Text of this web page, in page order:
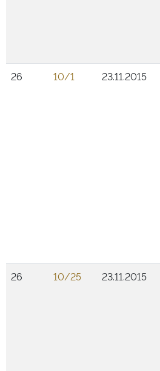
26
10/1 23.11.2015
26
10/25 23.11.2015